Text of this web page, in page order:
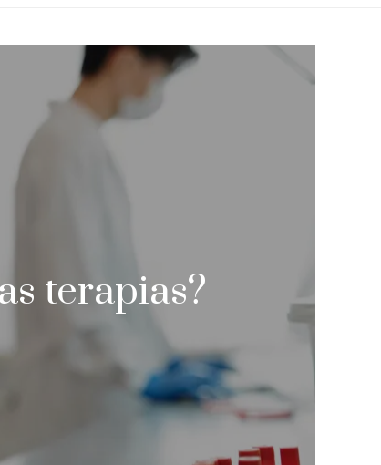
terapias?